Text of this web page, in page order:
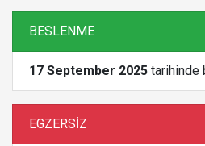
BESLENME
17 September 2025 tarihinde
EGZERSİZ